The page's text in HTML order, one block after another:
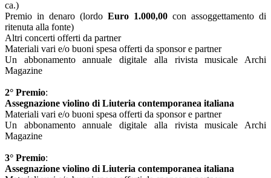
ca.)
Premio in denaro (lordo Euro 1.000,00 con assoggettamento di
ritenuta alla fonte)
Altri concerti offerti da partner
Materiali vari e/o buoni spesa offerti da sponsor e partner
Un abbonamento annuale digitale alla rivista musicale Archi
Magazine
2° Premio:
Assegnazione violino di Liuteria contemporanea italiana
Materiali vari e/o buoni spesa offerti da sponsor e partner
Un abbonamento annuale digitale alla rivista musicale Archi
Magazine
3° Premio:
Assegnazione violino di Liuteria contemporanea italiana